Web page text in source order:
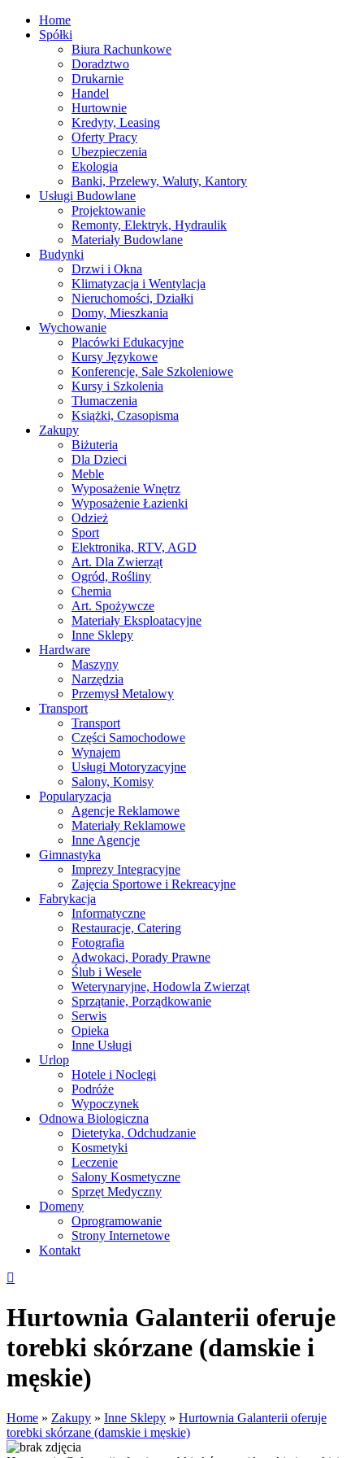
Home
Spółki
Biura Rachunkowe
Doradztwo
Drukarnie
Handel
Hurtownie
Kredyty, Leasing
Oferty Pracy
Ubezpieczenia
Ekologia
Banki, Przelewy, Waluty, Kantory
Usługi Budowlane
Projektowanie
Remonty, Elektryk, Hydraulik
Materiały Budowlane
Budynki
Drzwi i Okna
Klimatyzacja i Wentylacja
Nieruchomości, Działki
Domy, Mieszkania
Wychowanie
Placówki Edukacyjne
Kursy Językowe
Konferencje, Sale Szkoleniowe
Kursy i Szkolenia
Tłumaczenia
Książki, Czasopisma
Zakupy
Biżuteria
Dla Dzieci
Meble
Wyposażenie Wnętrz
Wyposażenie Łazienki
Odzież
Sport
Elektronika, RTV, AGD
Art. Dla Zwierząt
Ogród, Rośliny
Chemia
Art. Spożywcze
Materiały Eksploatacyjne
Inne Sklepy
Hardware
Maszyny
Narzędzia
Przemysł Metalowy
Transport
Transport
Części Samochodowe
Wynajem
Usługi Motoryzacyjne
Salony, Komisy
Popularyzacja
Agencje Reklamowe
Materiały Reklamowe
Inne Agencje
Gimnastyka
Imprezy Integracyjne
Zajęcia Sportowe i Rekreacyjne
Fabrykacja
Informatyczne
Restauracje, Catering
Fotografia
Adwokaci, Porady Prawne
Ślub i Wesele
Weterynaryjne, Hodowla Zwierząt
Sprzątanie, Porządkowanie
Serwis
Opieka
Inne Usługi
Urlop
Hotele i Noclegi
Podróże
Wypoczynek
Odnowa Biologiczna
Dietetyka, Odchudzanie
Kosmetyki
Leczenie
Salony Kosmetyczne
Sprzęt Medyczny
Domeny
Oprogramowanie
Strony Internetowe
Kontakt
Hurtownia Galanterii oferuje
torebki skórzane (damskie i
męskie)
Home » Zakupy » Inne Sklepy » Hurtownia Galanterii oferuje
torebki skórzane (damskie i męskie)